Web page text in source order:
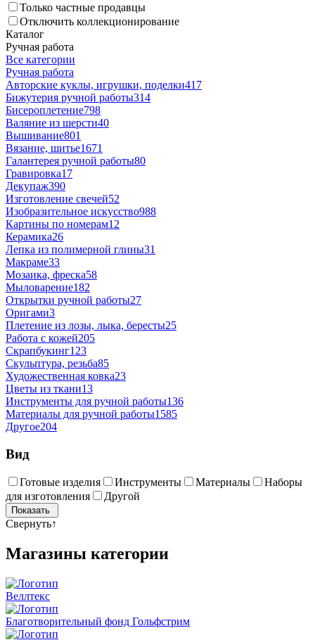
Только частные продавцы
Отключить коллекционирование
Каталог
Ручная работа
Все категории
Ручная работа
Авторские куклы, игрушки, поделки417
Бижутерия ручной работы314
Бисероплетение798
Валяние из шерсти40
Вышивание801
Вязание, шитье1671
Галантерея ручной работы80
Гравировка17
Декупаж390
Изготовление свечей52
Изобразительное искусство988
Картины по номерам12
Керамика26
Лепка из полимерной глины31
Макраме33
Мозаика, фреска58
Мыловарение182
Открытки ручной работы27
Оригами3
Плетение из лозы, лыка, бересты25
Работа с кожей205
Скрапбукинг123
Скульптура, резьба85
Художественная ковка23
Цветы из ткани13
Инструменты для ручной работы136
Материалы для ручной работы1585
Другое204
Вид
Готовые изделия Инструменты Материалы
Наборы
для изготовления
Другой
Свернуть↑
Магазины категории
Веллтекс
Благотворительный фонд Гольфстрим